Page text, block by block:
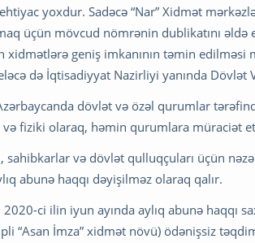
yoxdur. Sadəcə “Nar” Xidmət
üçün mövcud nömrənin dublikatını
xidmətlərə geniş imkanının təmin edilməsi
də İqtisadiyyat Nazirliyi yanında
dövlət və özəl qurumlar
fiziki olaraq, həmin qurumlara müraciət
sahibkarlar və dövlət qulluqçuları üçün
abunə haqqı dəyişilməz olaraq qalır.
2020-ci ilin iyun ayında aylıq abunə haqqı
“Asan İmza” xidmət növü) ödənişsiz